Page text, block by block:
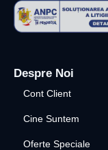
Despre Noi
Cont Client
Cine Suntem
Oferte Speciale